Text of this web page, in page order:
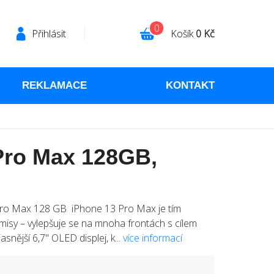
Přihlásit Košík0 Kč
0
REKLAMACE KONTAKT
Max 128GB,
Max 128 GB iPhone 13 Pro Max je tím
– vylepšuje se na mnoha frontách s cílem
6,7" OLED displej, k... více informací